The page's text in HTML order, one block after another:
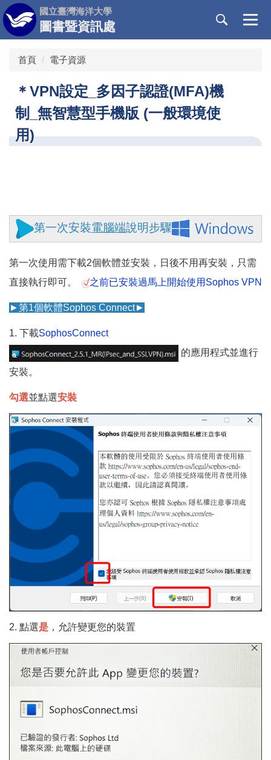
跳
到
主
國立臺灣海洋大學
圖書暨資訊處
首頁 電子資源
＊VPN設定_多因子認證(MFA)機
制_無智慧型手機版 (一般環境使
用)
第一次安裝電腦端說明步驟
第一次使用需下載2個軟體並安裝，日後不用再安裝，只需
直接執行即可。
之前已安裝過馬上開始使用Sophos VPN
►第1個軟體Sophos Connect►
1. 下載SophosConnect
的應用程式並進行
安裝。
勾選並點選安裝
2. 點選是 ，允許變更您的裝置